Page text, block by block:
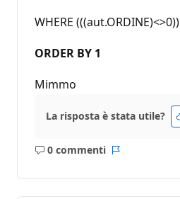
WHERE (((aut.ORDINE)<>0))
ORDER BY 1
Mimmo
La risposta è stata utile?
0 commenti
Nessun